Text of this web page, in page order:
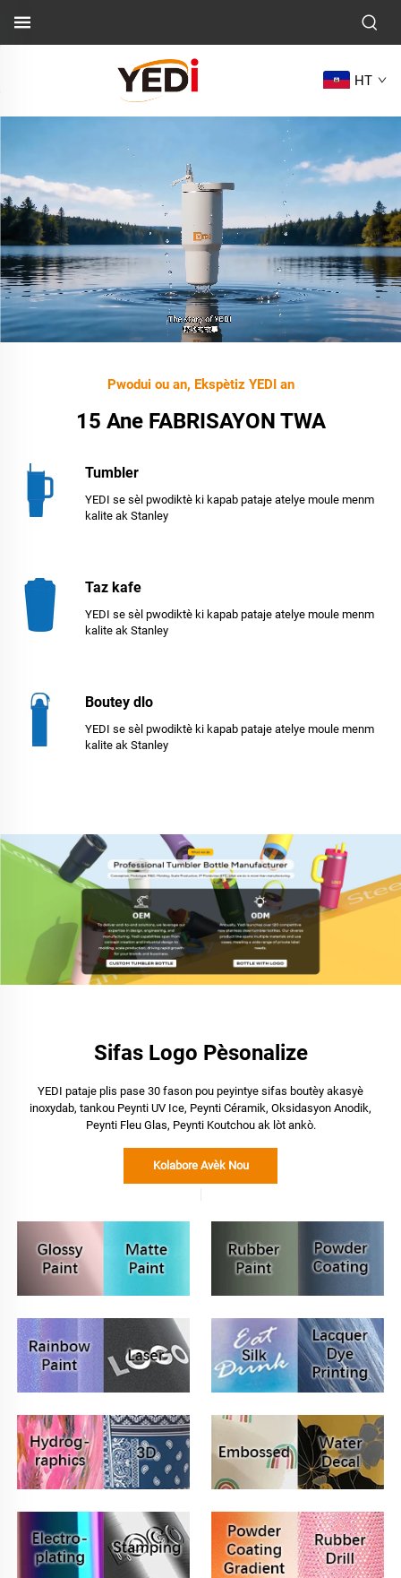
HT
Pwodui ou an, Ekspètiz YEDI an
15 Ane FABRISAYON TWA
Tumbler
YEDI se sèl pwodiktè ki kapab pataje atelye moule menm
kalite ak Stanley
Taz kafe
YEDI se sèl pwodiktè ki kapab pataje atelye moule menm
kalite ak Stanley
Boutey dlo
YEDI se sèl pwodiktè ki kapab pataje atelye moule menm
kalite ak Stanley
Sifas Logo Pèsonalize
YEDI pataje plis pase 30 fason pou peyintye sifas boutèy akasyè
inoxydab, tankou Peynti UV Ice, Peynti Céramik, Oksidasyon Anodik,
Peynti Fleu Glas, Peynti Koutchou ak lòt ankò.
Kolabore Avèk Nou